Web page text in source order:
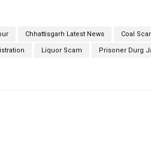
Chhattisgarh Latest News Coal
Liquor Scam Prisoner Durg